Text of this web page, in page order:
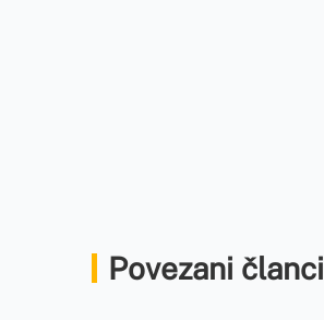
Povezani članci